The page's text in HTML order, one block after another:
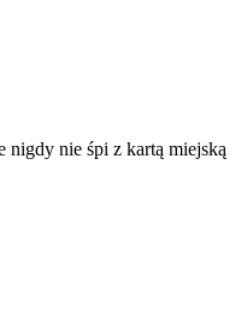
nigdy nie śpi z kartą miejską